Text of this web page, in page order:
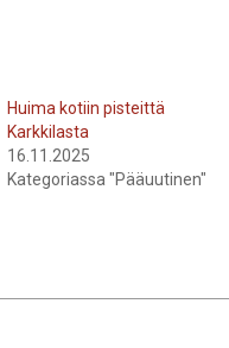
Huima kotiin pisteittä
Karkkilasta
16.11.2025
Kategoriassa "Pääuutinen"